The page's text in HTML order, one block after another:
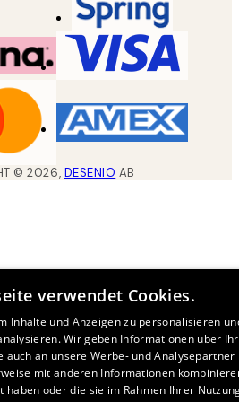
©2026, DESENIO AB
verwendet Cookies.
Inhalte und Anzeigen zu personalisieren
Wir geben Informationen über
auch an unsere Werbe- und Analysepartner
mit anderen Informationen
haben oder die sie im Rahmen Ihrer